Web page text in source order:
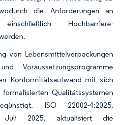
die Anforderungen an
einschließlich Hochbarriere-
von Lebensmittelverpackungen
Voraussetzungsprogramme
Konformitätsaufwand mit sich
Qualitätssystemen
ISO 22002-4:2025,
2025, aktualisiert die